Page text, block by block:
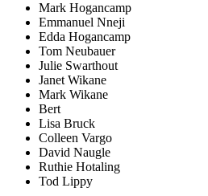
Mark Hogancamp
Emmanuel Nneji
Edda Hogancamp
Tom Neubauer
Julie Swarthout
Janet Wikane
Mark Wikane
Bert
Lisa Bruck
Colleen Vargo
David Naugle
Ruthie Hotaling
Tod Lippy